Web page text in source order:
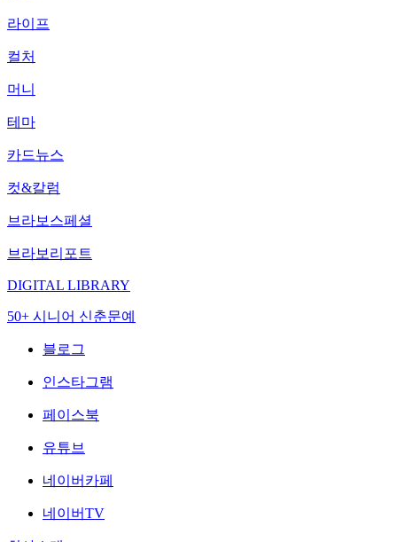
라이프
컬처
머니
테마
카드뉴스
컷&칼럼
브라보스페셜
브라보리포트
DIGITAL LIBRARY
50+ 시니어 신춘문예
블로그
인스타그램
페이스북
유튜브
네이버카페
네이버TV